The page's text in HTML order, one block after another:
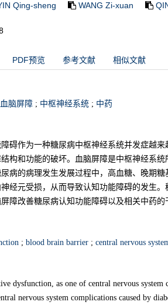
Qing-sheng WANG Zi-xuan
PDF预览 参考文献 相似文献
血脑屏障 ; 中枢神经系统 ; 中药
碍作为一种糖尿病中枢神经系统并发症越
构和功能的破坏。血脑屏障是中枢神经系
病的病理发生发展过程中，高血糖、晚期
经元受损，从而导致认知功能障碍的发生
障改善糖尿病认知功能障碍以及相关中药的
; blood brain barrier ; central nervous
dysfunction, as one of central nervous system
nervous system complications caused by